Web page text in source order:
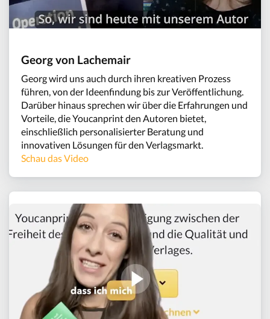
Georg von Lachemair
Georg wird uns auch durch ihren kreativen Prozess
führen, von der Ideenfindung bis zur Veröffentlichung.
Darüber hinaus sprechen wir über die Erfahrungen und
Vorteile, die Youcanprint den Autoren bietet,
einschließlich personalisierter Beratung und
innovativen Lösungen für den Verlagsmarkt.
Schau das Video